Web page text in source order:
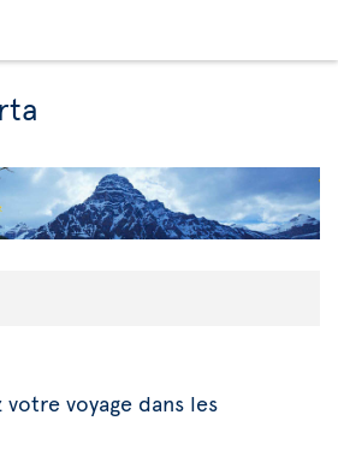
voyage dans les